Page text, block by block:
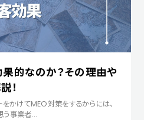
的なのか？その理由や
！
をかけてMEO対策をするからには、
う事業者…